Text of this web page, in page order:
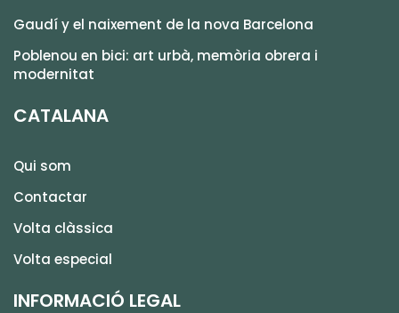
Gaudí y el naixement de la nova Barcelona
Poblenou en bici: art urbà, memòria obrera i
modernitat
CATALANA
Qui som
Contactar
Volta clàssica
Volta especial
INFORMACIÓ LEGAL